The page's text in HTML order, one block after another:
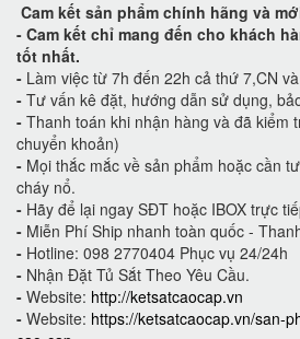
Cam kết sản phẩm chính hãng và
- Cam kết chỉ mang đến cho khách
tốt nhất.
- Làm việc từ 7h đến 22h cả thứ 7,CN
- Tư vấn kê đặt, hướng dẫn sử dụng,
- Thanh toán khi nhận hàng và đã kiểm
chuyển khoản)
- Mọi thắc mắc về sản phẩm hoặc cần
cháy nổ.
- Hãy để lại ngay SĐT hoặc IBOX trực
- Miễn Phí Ship nhanh toàn quốc -
- Hotline: 098 2770404 Phục vụ 24/24h
- Nhận Đặt Tủ Sắt Theo Yêu Cầu.
- Website: http://ketsatcaocap.vn
- Website: https://ketsatcaocap.vn/san-